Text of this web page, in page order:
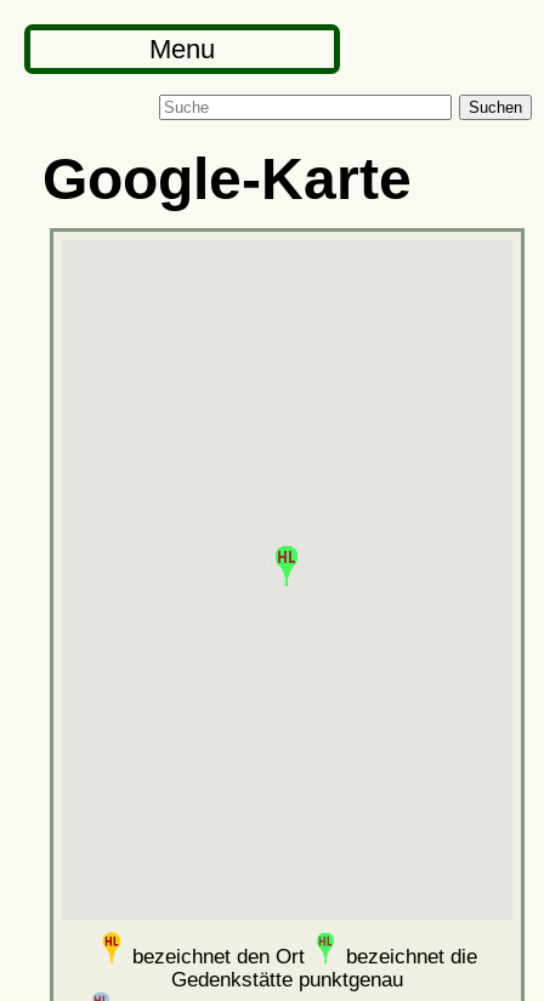
Menu
Suchen
Google-Karte
bezeichnet den Ort
bezeichnet die
Gedenkstätte punktgenau